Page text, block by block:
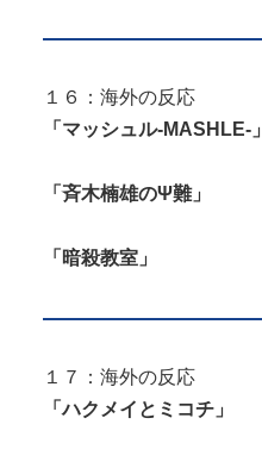
１６：海外の反応
「マッシュル-MASHLE-」
「斉木楠雄のΨ難」
「暗殺教室」
１７：海外の反応
「ハクメイとミコチ」